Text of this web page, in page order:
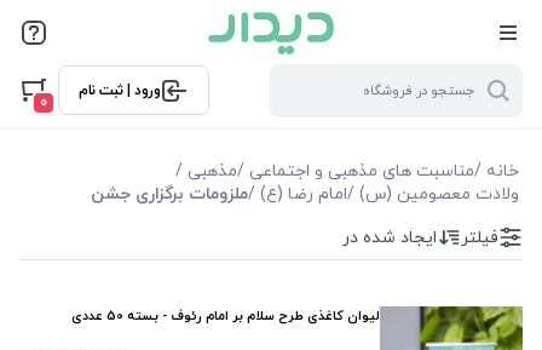
ورود | ثبت نام
0
خانه /مناسبت های مذهبی و اجتماعی /مذهبی /
ولادت معصومین (س) /امام رضا (ع) /ملزومات برگزاری جشن
فیلترها
موجودی
فیلتر ایجاد شده در
لیوان کاغذی طرح سلام بر امام رئوف - بسته 50 عددی